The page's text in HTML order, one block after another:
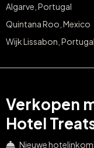
Algarve, Portugal
Quintana Roo, Mexico
Wijk Lissabon, Portugal
Verkopen
Hotel
Nieuwe